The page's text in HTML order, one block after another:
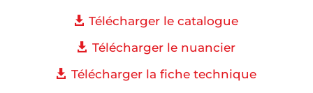
Télécharger le catalogue
Télécharger le nuancier
Télécharger la fiche technique